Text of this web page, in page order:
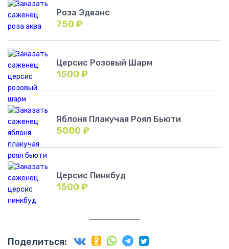
Роза Эдванс
750₽
Церсис Розовый Шарм
1500₽
Яблоня Плакучая Роял Бьюти
5000₽
Церсис Пинкбуд
1500₽
Поделиться: